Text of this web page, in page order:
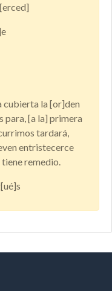
cubierta la [or]den
para, [a la] primera
tardará,
entristecerce
remedio.